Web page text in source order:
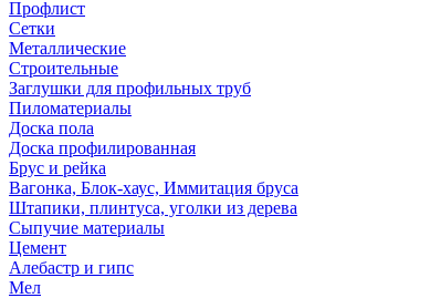
Профлист
Сетки
Металлические
Строительные
Заглушки для профильных труб
Пиломатериалы
Доска пола
Доска профилированная
Брус и рейка
Вагонка, Блок-хаус, Иммитация бруса
Штапики, плинтуса, уголки из дерева
Сыпучие материалы
Цемент
Алебастр и гипс
Мел